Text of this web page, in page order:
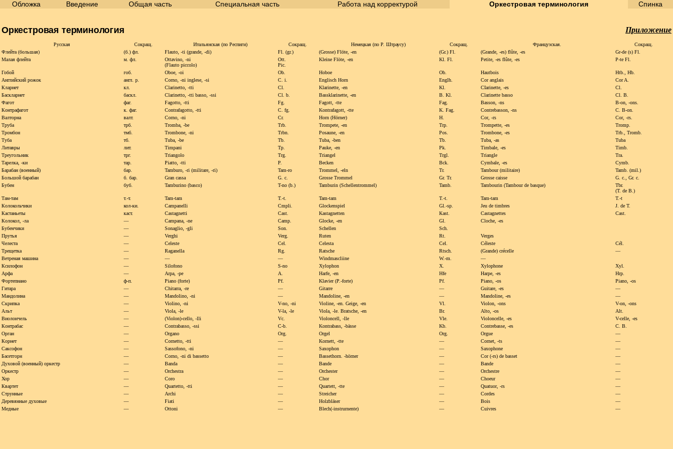
Обложка Введение Общая часть Специальная часть Работа над корректурой Оркестровая терминология Спинка
Оркестровая терминология Приложение
Русская Сокращ. Итальянская (по Респиги) Сокращ. Немецкая (по Р. Штраусу) Сокращ. Французская.
Сокращ.
Флейта (большая)
(б.) фл. Flauto, -ti (grande, -di) Fl. (gr.) (Grosse) Flöte, -en (Gr.) Fl. (Grande, -es) flûte, -es
Gr-de (s) Fl.
Малая флейта
м. фл. Ottavino, -ni
(Flauto piccolo)
Ott.
Pic.
Kleine Flöte, -en Kl. Fl. Petite, -es flûte, -es P-te Fl.
Гобой гоб. Oboe, -oi Ob. Hoboe Ob. Hautbois
Htb., Hb.
Английский рожок
англ. р. Corno, -ni inglese, -si C. i. Englisch Horn Englh. Cor anglais
Cor A.
Кларнет
кл. Clarinetto, -tti Cl. Klarinette, -en Kl. CIarinette, -es
Cl.
Баскларнет
баскл. Clarinetto, -tti basso, -ssi Cl. b. Bassklarinette, -en B. Kl. Clarinette basso
Cl. B.
Фагот
фаг. Fagotto, -tti Fg. Fagott, -tte Fag. Basson, -ns B-on, -ons.
Контрафагот
к. фаг. Contrafagotto, -tti C. fg. Kontrafagott, -tte K. Fag. Contrebasson, -ns
C. B-on.
Валторна
валт. Corno, -ni Cr. Horn (Нörner) H. Cor, -rs Cor, -rs.
Труба
трб. Tromba, -be Trb. Trompete, -en Trp. Trompette, -es
Tromp.
Тромбон
тмб. Trombone, -ni Trbn. Posaune, -en Pos. Trombone, -es
Trb., Tromb.
Туба
тб. Tuba, -be Tb. Tuba, -ben Tb. Tuba, -as
Tuba
Литавры
лит. Timpani Tp. Pauke, -en Pk. Timbale, -es
Timb.
Треугольник
трг. Triangolo Trg. Triangel Trgl. Triangle
Tra.
Тарелка, -ки тар. Piatto, -tti P. Becken Bck. Cymbale, -es
Cymb.
Барабан (военный)
бар. Tamburo, -ri (militare, -ri) Tam-ro Trommel, -eln Tr. Tambour (militaire)
Tamb. (mil.)
Большой барабан
б. бар. Gran cassa G. c. Grosse Trommel Gr. Tr. Grosse caisse
G. c., Gr. c.
Бубен
буб. Tamburino (basco) T-no (b.) Tamburin (Schellentrommel) Tamb. Tambourin (Tambour de basque)
Tbr.
(T. de B.)
Там-там
т.-т. Tam-tam T.-t. Tam-tam T.-t. Tam-tam
T.-t
Колокольчики
кол-ки. Campanelli Cmpli. Glockenspiel Gl.-sp. Jeu de timbres
J. de T.
Кастаньеты
каст. Castagnetti Cast. Kastagnetten Кast. Castagnettes
Cast.
Колокол, -ла — Campana, -ne Camp. Glocke, -en Gl. Cloche, -es
Бубенчики
— Sonaglio, -gli Son. Schellen
Sch.
Прутья
— Verghi Verg. Ruten Rt.
Verges
Челеста
— Celeste Cel. Celesta Cel. Céleste
Cél.
Трещетка
— Raganella Rg. Ratsche Rtsch. (Grande) crécelle
—
Ветреная машина
— — — Windmascliine W.-m.
—
Ксилофон
— Silofono S-no Xylophon X. Xylophone
Xyl.
Арфа
— Arpa, -pe A. Harfe, -en Hfe Harpe, -es
Hrp.
Фортепиано
ф-п. Piano (forte) Pf. Klavier (P.-forte) Pf. Piano, -os Piano, -os
Гитара
— Chitarra, -re — Gitarre — Guitare, -es
—
Мандолина
— Mandolino, -ni — Mandoline, -en — Mandoline, -es
—
Скрипка
— Violino, -ni V-no, -ni Violine, -en. Geige, -en Vl. Violon, -ons V-on, -ons
Альт
— Viola, -le V-la, -le Viola, -le. Bratsche, -en Br. Alto, -os
Alt.
Виолончель
— (Violon)-cello, -lli Vc. Violoncell, -lle Vle. Violoncelle, -es V-celle, -es
Контрабас
— Contrabasso, -ssi C-b. Kontrabass, -bässe Kb. Contrebasse, -es
C. B.
Орган
— Organo Org. Orgel Org. Orgue
—
Корнет
— Cornetto, -tti — Kornett, -tte — Cornet, -ts
—
Саксофон
— Sassofono, -ni — Saxophon — Saxophone
—
Басетгорн
— Corno, -ni di bassetto — Bassethorn. -hörner — Cor (-rs) de basset
—
Духовой (военный) оркестр
— Banda — Bande — Bande
—
Оркестр
— Orchestra — Orchester — Orchestre
—
Хор
— Coro — Chor — Choeur
—
Квартет
— Quartetto, -tti — Quartett, -tte — Quatuor, -rs
—
Струнные
— Archi — Streicher — Cordes
—
Деревянные духовые
— Fiati — Holzbläser — Bois
—
Медные
— Ottoni — Blech(-instrurnente) — Cuivres —